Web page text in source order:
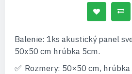
Balenie: 1ks akustický panel
50x50 cm hrúbka 5cm.
Rozmery: 50×50 cm, hrúbka